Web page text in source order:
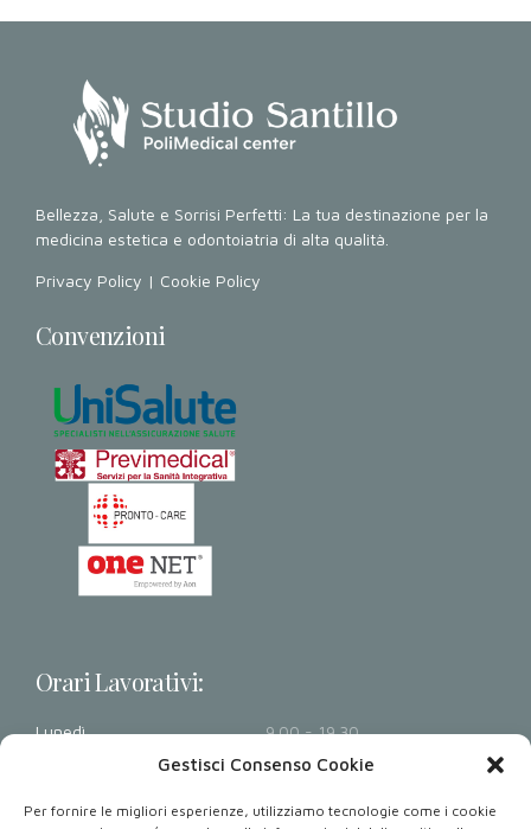
Gestisci Consenso Cookie
Per fornire le migliori esperienze, utilizziamo tecnologie come i cookie
Bellezza, Salute e Sorrisi Perfetti: La tua destinazione per la
medicina estetica e odontoiatria di alta qualità.
Privacy Policy | Cookie Policy
Convenzioni
Orari Lavorativi:
Lunedì
9.00 - 19.30
9.00 - 19.30